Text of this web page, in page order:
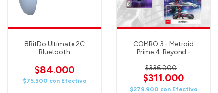
8BitDo Ultimate 2C
Bluetooth
(80NC01)
$84.000
$75.600 con Efectivo
COMBO 3 - Metroid
Prime 4: Beyond -
Amiibo Samus + Amiibo
Samus & Vi-O-La (Juego
+ 2 Amiibo)
$336.000
$311.000
$279.900 con Efectivo